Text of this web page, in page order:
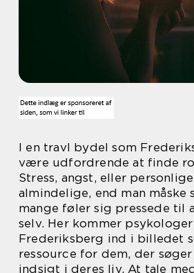
I en travl bydel som
være udfordrende at finde
Stress, angst, eller
almindelige, end man måske
mange føler sig pressede til
selv. Her kommer
Frederiksberg ind i billedet
ressource for dem, der
indsigt i deres liv. At tale